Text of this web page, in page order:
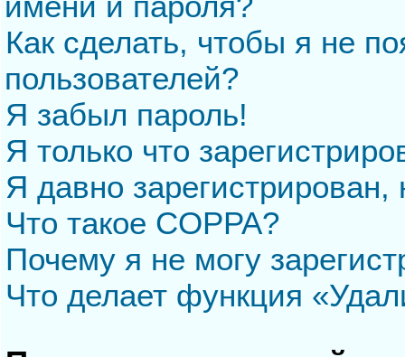
Как сделать, чтобы я не
пользователей?
Я забыл пароль!
Я только что
Я давно
Что такое COPPA?
Почему я не могу
Что делает функция